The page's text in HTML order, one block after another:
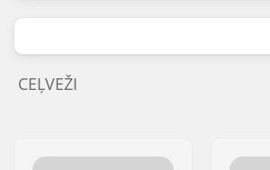
CEĻVEŽI